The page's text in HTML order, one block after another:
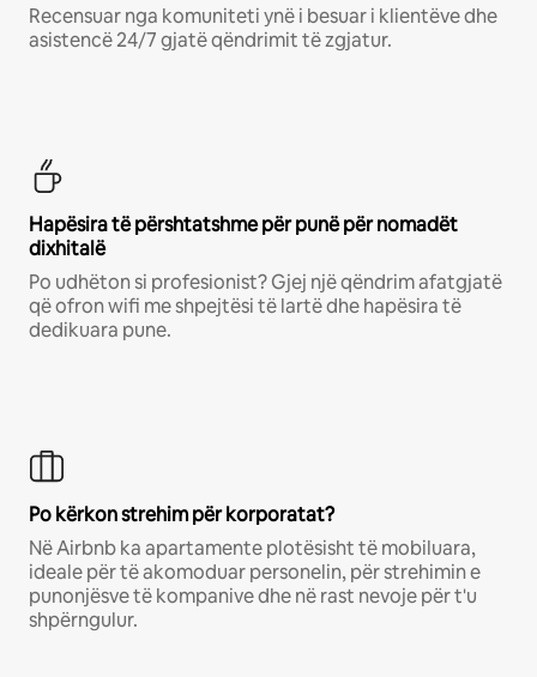
Recensuar nga komuniteti ynë i besuar i klientëve dhe
asistencë 24/7 gjatë qëndrimit të zgjatur.
Hapësira të përshtatshme për punë për nomadët
dixhitalë
Po udhëton si profesionist? Gjej një qëndrim afatgjatë
që ofron wifi me shpejtësi të lartë dhe hapësira të
dedikuara pune.
Po kërkon strehim për korporatat?
Në Airbnb ka apartamente plotësisht të mobiluara,
ideale për të akomoduar personelin, për strehimin e
punonjësve të kompanive dhe në rast nevoje për t'u
shpërngulur.